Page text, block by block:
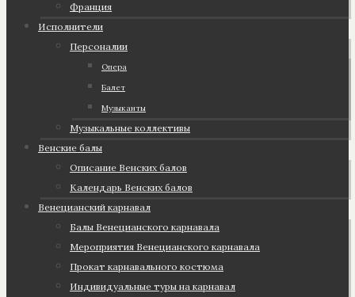
Франция
Исполнители
Персоналии
Опера
Балет
Музыканты
Музыкальные коллективы
Венские балы
Описание Венских балов
Календарь Венских балов
Венецианский карнавал
Балы Венецианского карнавала
Мероприятия Венецианского карнавала
Прокат карнавального костюма
Индивидуальные туры на карнавал